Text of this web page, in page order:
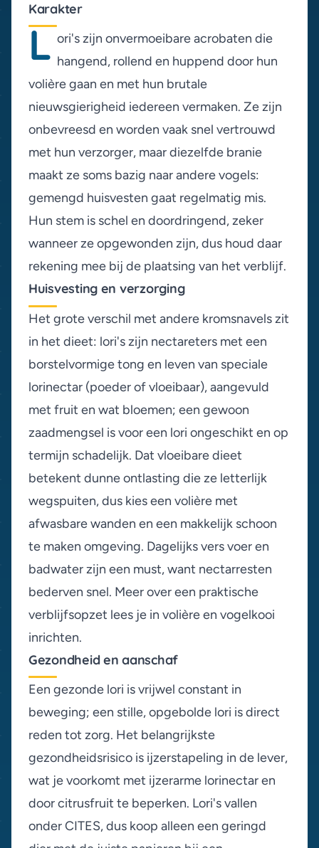
Karakter
L ori's zijn onvermoeibare acrobaten die
hangend, rollend en huppend door hun
volière gaan en met hun brutale
nieuwsgierigheid iedereen vermaken. Ze zijn
onbevreesd en worden vaak snel vertrouwd
met hun verzorger, maar diezelfde branie
maakt ze soms bazig naar andere vogels:
gemengd huisvesten gaat regelmatig mis.
Hun stem is schel en doordringend, zeker
wanneer ze opgewonden zijn, dus houd daar
rekening mee bij de plaatsing van het verblijf.
Huisvesting en verzorging
Het grote verschil met andere kromsnavels zit
in het dieet: lori's zijn nectareters met een
borstelvormige tong en leven van speciale
lorinectar (poeder of vloeibaar), aangevuld
met fruit en wat bloemen; een gewoon
zaadmengsel is voor een lori ongeschikt en op
termijn schadelijk. Dat vloeibare dieet
betekent dunne ontlasting die ze letterlijk
wegspuiten, dus kies een volière met
afwasbare wanden en een makkelijk schoon
te maken omgeving. Dagelijks vers voer en
badwater zijn een must, want nectarresten
bederven snel. Meer over een praktische
verblijfsopzet lees je in volière en vogelkooi
inrichten.
Gezondheid en aanschaf
Een gezonde lori is vrijwel constant in
beweging; een stille, opgebolde lori is direct
reden tot zorg. Het belangrijkste
gezondheidsrisico is ijzerstapeling in de lever,
wat je voorkomt met ijzerarme lorinectar en
door citrusfruit te beperken. Lori's vallen
onder CITES, dus koop alleen een geringd